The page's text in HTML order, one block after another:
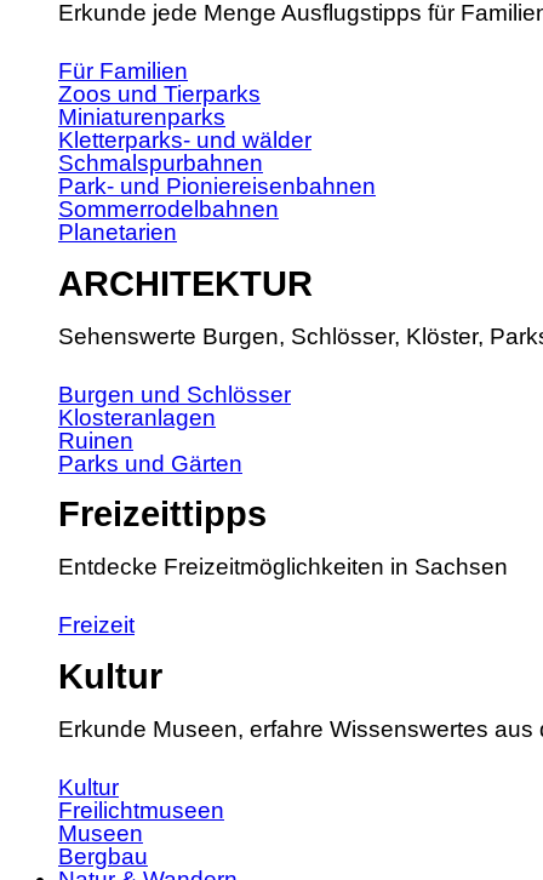
Erkunde jede Menge Ausflugstipps für
Für Familien
Zoos und Tierparks
Miniaturenparks
Kletterparks- und wälder
Schmalspurbahnen
Park- und Pioniereisenbahnen
Sommerrodelbahnen
Planetarien
ARCHITEKTUR
Sehenswerte Burgen, Schlösser, Klöster,
Burgen und Schlösser
Klosteranlagen
Ruinen
Parks und Gärten
Freizeittipps
Entdecke Freizeitmöglichkeiten in Sachsen
Freizeit
Kultur
Erkunde Museen, erfahre Wissenswertes
Kultur
Freilichtmuseen
Museen
Bergbau